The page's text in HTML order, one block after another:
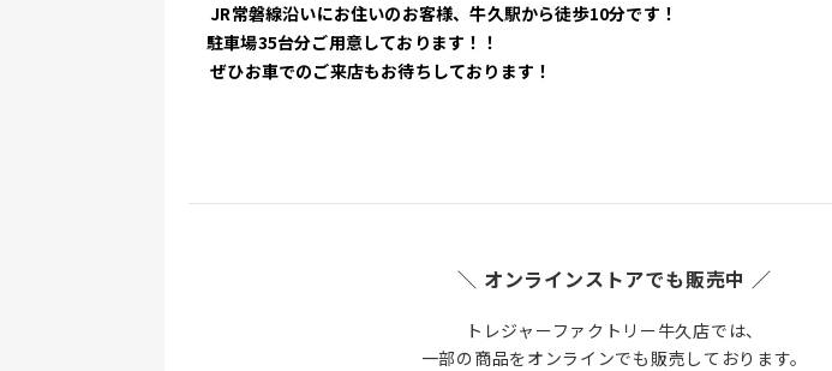
JR常磐線沿いにお住いのお客様、牛久駅から徒歩10分です！
駐車場35台分ご用意しております！！
ぜひお車でのご来店もお待ちしております！
＼ オンラインストアでも販売中 ／
トレジャーファクトリー牛久店では、
一部の商品をオンラインでも販売しております。